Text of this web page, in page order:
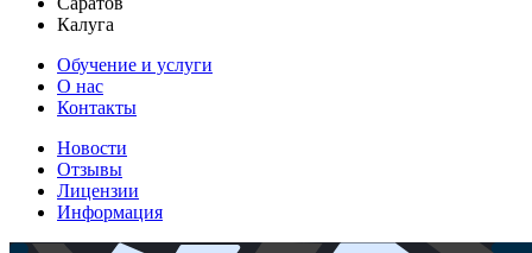
Калуга
Обучение и услуги
О нас
Контакты
Новости
Отзывы
Лицензии
Информация